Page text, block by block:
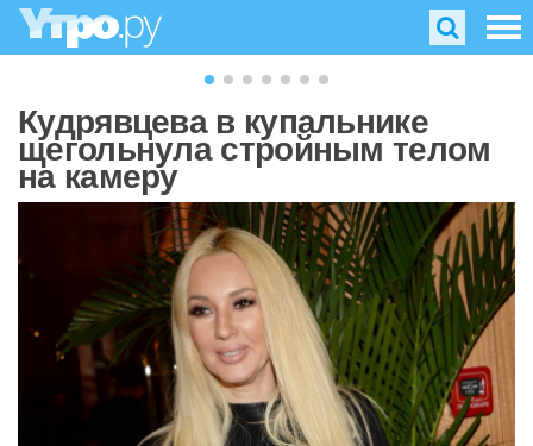
Кудрявцева в купальнике
щегольнула стройным телом
на камеру